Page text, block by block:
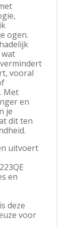
ogen.
vooral
Met
en
je
dit ten
uitvoert
en
deze
voor